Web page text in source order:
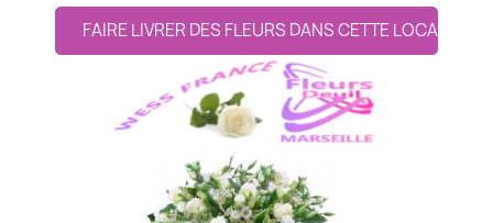
FAIRE LIVRER DES FLEURS DANS CETTE LOCALITE